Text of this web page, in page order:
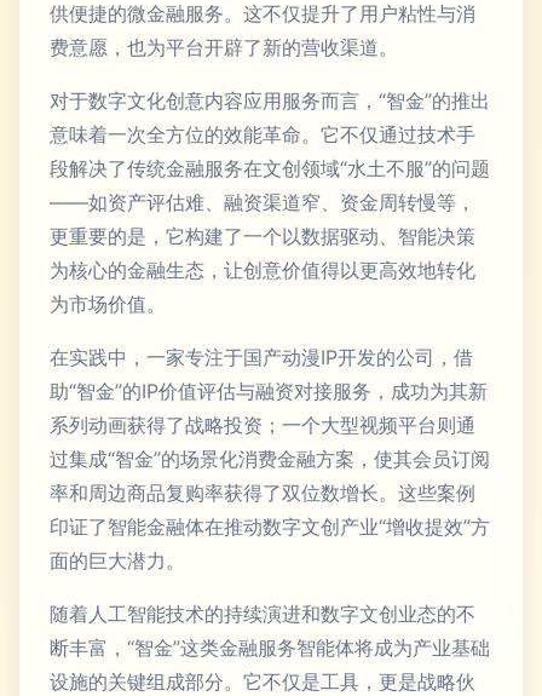
供便捷的微金融服务。这不仅提升了用户粘性与消
费意愿，也为平台开辟了新的营收渠道。
对于数字文化创意内容应用服务而言，“智金”的推出
意味着一次全方位的效能革命。它不仅通过技术手
段解决了传统金融服务在文创领域“水土不服”的问题
——如资产评估难、融资渠道窄、资金周转慢等，
更重要的是，它构建了一个以数据驱动、智能决策
为核心的金融生态，让创意价值得以更高效地转化
为市场价值。
在实践中，一家专注于国产动漫IP开发的公司，借
助“智金”的IP价值评估与融资对接服务，成功为其新
系列动画获得了战略投资；一个大型视频平台则通
过集成“智金”的场景化消费金融方案，使其会员订阅
率和周边商品复购率获得了双位数增长。这些案例
印证了智能金融体在推动数字文创产业“增收提效”方
面的巨大潜力。
随着人工智能技术的持续演进和数字文创业态的不
断丰富，“智金”这类金融服务智能体将成为产业基础
设施的关键组成部分。它不仅是工具，更是战略伙